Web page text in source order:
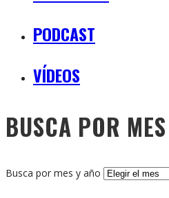
PODCAST
VÍDEOS
BUSCA POR
Busca por mes y año